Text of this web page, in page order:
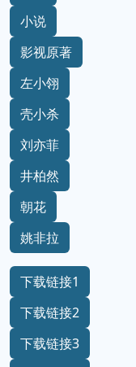
小说
影视原著
左小翎
壳小杀
刘亦菲
井柏然
朝花
姚非拉
下载链接1
下载链接2
下载链接3